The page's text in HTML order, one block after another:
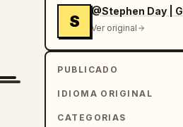
S Ver original
PUBLICADO
IDIOMA ORIGINAL
CATEGORIAS